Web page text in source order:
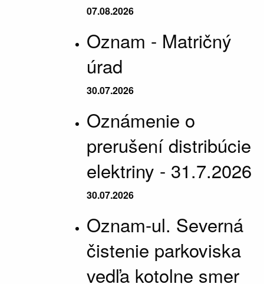
07.08.2026
Oznam - Matričný
úrad
30.07.2026
Oznámenie o
prerušení distribúcie
elektriny - 31.7.2026
30.07.2026
Oznam-ul. Severná
čistenie parkoviska
vedľa kotolne smer